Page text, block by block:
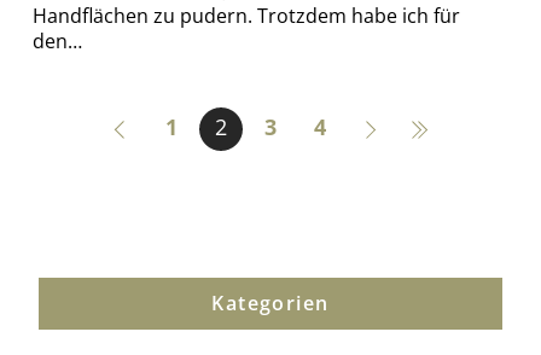
Handflächen zu pudern. Trotzdem habe ich für
den…
1 2 3 4
Kategorien